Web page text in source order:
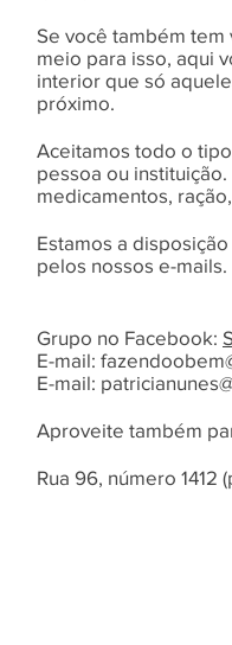
Se você também tem
meio para isso, aqui
interior que só
próximo.
Aceitamos todo o
pessoa ou
medicamentos,
Estamos a
pelos nossos e-mails.
Grupo no Facebook:
E-mail:
E-mail:
Aproveite também
Rua 96, número 1412